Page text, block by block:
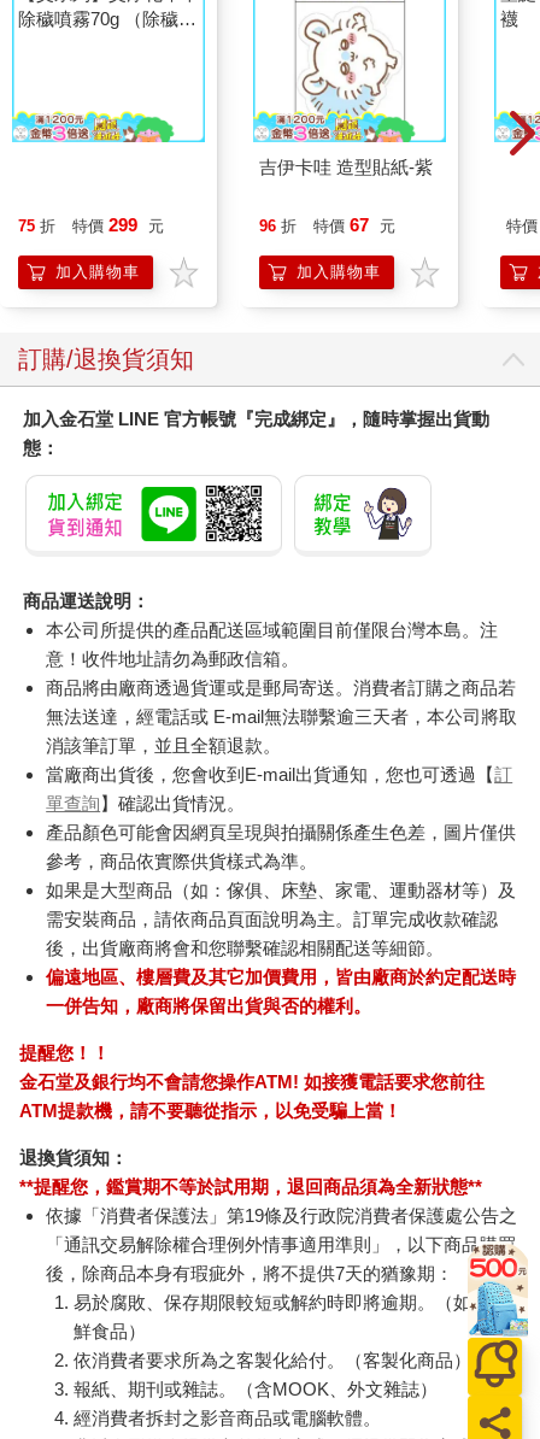
平安/淨化/艾草/芙蓉/
另有多瓶組優惠賣場
75 折 特價 299 元
加入購物車
吉伊卡哇 造型貼紙-紫
96 折 特價 67 元
加入購物車
特價
訂購/退換貨須知
加入金石堂 LINE 官方帳號『完成綁定』，隨時掌握出貨動
態：
商品運送說明：
本公司所提供的產品配送區域範圍目前僅限台灣本島。注
意！收件地址請勿為郵政信箱。
商品將由廠商透過貨運或是郵局寄送。消費者訂購之商品若
無法送達，經電話或 E-mail無法聯繫逾三天者，本公司將取
消該筆訂單，並且全額退款。
當廠商出貨後，您會收到E-mail出貨通知，您也可透過【訂
單查詢】確認出貨情況。
產品顏色可能會因網頁呈現與拍攝關係產生色差，圖片僅供
參考，商品依實際供貨樣式為準。
如果是大型商品（如：傢俱、床墊、家電、運動器材等）及
需安裝商品，請依商品頁面說明為主。訂單完成收款確認
後，出貨廠商將會和您聯繫確認相關配送等細節。
偏遠地區、樓層費及其它加價費用，皆由廠商於約定配送時
一併告知，廠商將保留出貨與否的權利。
提醒您！！
金石堂及銀行均不會請您操作ATM! 如接獲電話要求您前往
ATM提款機，請不要聽從指示，以免受騙上當！
退換貨須知：
**提醒您，鑑賞期不等於試用期，退回商品須為全新狀態**
依據「消費者保護法」第19條及行政院消費者保護處公告之
「通訊交易解除權合理例外情事適用準則」，以下商品購買
後，除商品本身有瑕疵外，將不提供7天的猶豫期：
易於腐敗、保存期限較短或解約時即將逾期。（如：生
鮮食品）
依消費者要求所為之客製化給付。（客製化商品）
報紙、期刊或雜誌。（含MOOK、外文雜誌）
經消費者拆封之影音商品或電腦軟體。